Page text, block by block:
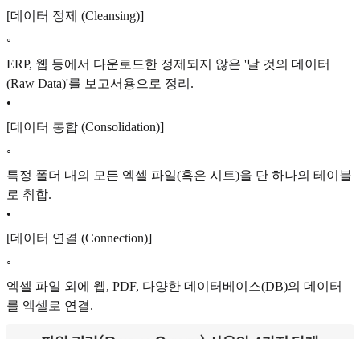
[데이터 정제 (Cleansing)]
◦
ERP, 웹 등에서 다운로드한 정제되지 않은 '날 것의 데이터
(Raw Data)'를 보고서용으로 정리.
•
[데이터 통합 (Consolidation)]
◦
특정 폴더 내의 모든 엑셀 파일(혹은 시트)을 단 하나의 테이블
로 취합.
•
[데이터 연결 (Connection)]
◦
엑셀 파일 외에 웹, PDF, 다양한 데이터베이스(DB)의 데이터
를 엑셀로 연결.